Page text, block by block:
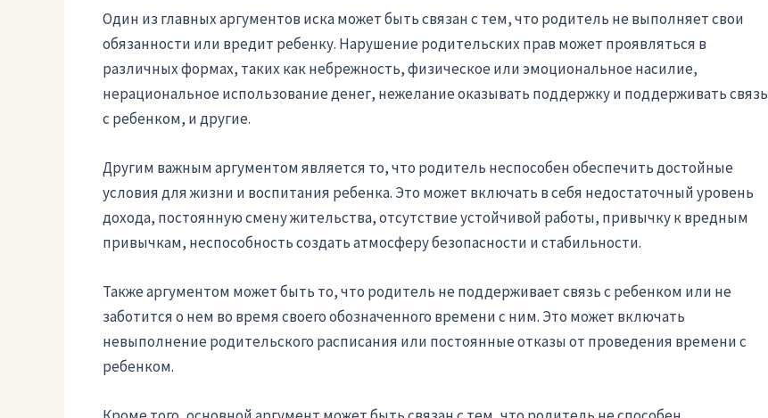
Один из главных аргументов иска может быть связан с тем, что родитель не выполняет свои
обязанности или вредит ребенку. Нарушение родительских прав может проявляться в
различных формах, таких как небрежность, физическое или эмоциональное насилие,
нерациональное использование денег, нежелание оказывать поддержку и поддерживать связь
с ребенком, и другие.
Другим важным аргументом является то, что родитель неспособен обеспечить достойные
условия для жизни и воспитания ребенка. Это может включать в себя недостаточный уровень
дохода, постоянную смену жительства, отсутствие устойчивой работы, привычку к вредным
привычкам, неспособность создать атмосферу безопасности и стабильности.
Также аргументом может быть то, что родитель не поддерживает связь с ребенком или не
заботится о нем во время своего обозначенного времени с ним. Это может включать
невыполнение родительского расписания или постоянные отказы от проведения времени с
ребенком.